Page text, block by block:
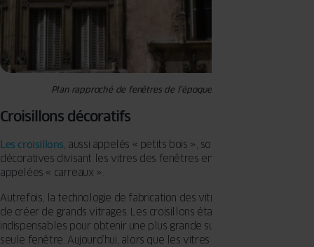
Plan rapproché de fenêtres de l’époque Renaissance
Croisillons décoratifs
Les croisillons, aussi appelés « petits bois », sont des baguettes
décoratives divisant les vitres des fenêtres en parties plus petites,
appelées « carreaux ».
Autrefois, la technologie de fabrication des vitres ne permettait pas
de créer de grands vitrages. Les croisillons étaient donc
indispensables pour obtenir une plus grande surface vitrée dans une
seule fenêtre. Aujourd’hui, alors que les vitres peuvent avoir des